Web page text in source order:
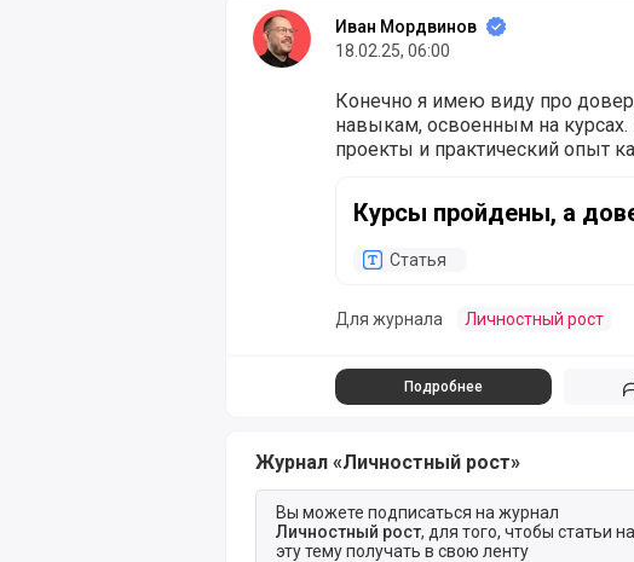
Иван Мордвинов
18.02.25, 06:00
Конечно я имею виду про
навыкам, освоенным на
проекты и практический опыт
Курсы пройдены, а
Статья
Для журнала Личностный рост
Подробнее
Журнал «Личностный рост»
Вы можете подписаться на журнал
Личностный рост, для того, чтобы статьи на
эту тему получать в свою ленту